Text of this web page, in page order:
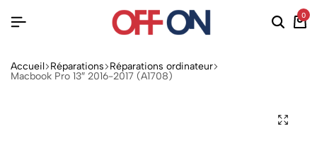
0
Accueil Réparations Réparations ordinateur
Macbook Pro 13″ 2016-2017 (A1708)